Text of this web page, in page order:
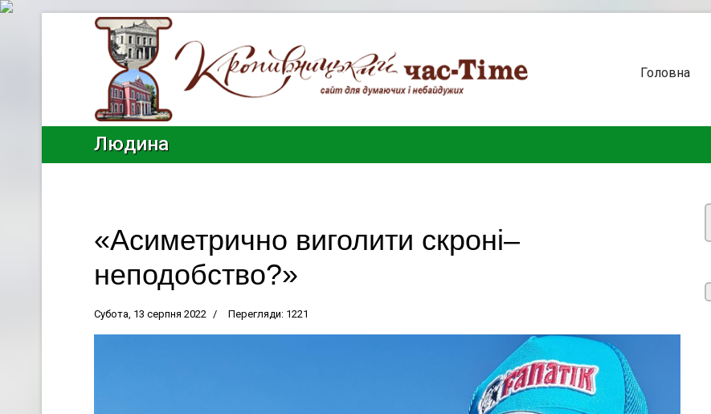
Головна
Людина
«Асиметрично виголити скроні–
неподобство?»
Субота, 13 серпня 2022 Перегляди: 1221